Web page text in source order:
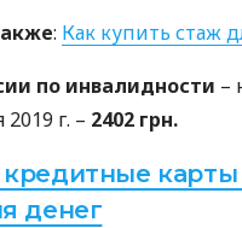
: Как купить стаж
по инвалидности –
г. – 2402 грн.
карты
денег